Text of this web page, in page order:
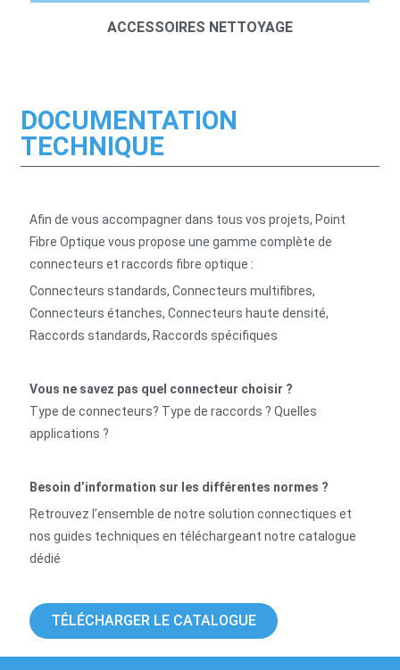
ACCESSOIRES NETTOYAGE
DOCUMENTATION
TECHNIQUE
Afin de vous accompagner dans tous vos projets, Point
Fibre Optique vous propose une gamme complète de
connecteurs et raccords fibre optique :
Connecteurs standards, Connecteurs multifibres,
Connecteurs étanches, Connecteurs haute densité,
Raccords standards, Raccords spécifiques
Vous ne savez pas quel connecteur choisir ?
Type de connecteurs? Type de raccords ? Quelles
applications ?
Besoin d’information sur les différentes normes ?
Retrouvez l’ensemble de notre solution connectiques et
nos guides techniques en téléchargeant notre catalogue
dédié
TÉLÉCHARGER LE CATALOGUE